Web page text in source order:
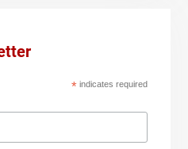
*indicates required